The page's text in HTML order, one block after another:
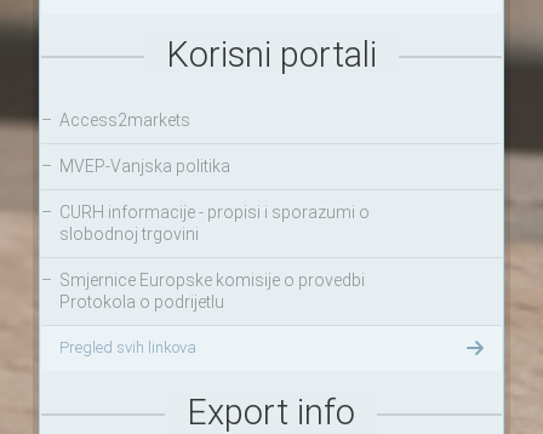
Korisni portali
– Access2markets
– MVEP-Vanjska politika
– CURH informacije - propisi i sporazumi o
slobodnoj trgovini
– Smjernice Europske komisije o provedbi
Protokola o podrijetlu
Pregled svih linkova
Export info